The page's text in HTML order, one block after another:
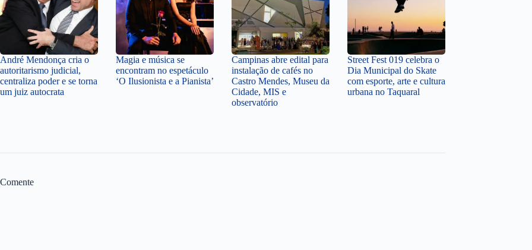
André Mendonça cria o
autoritarismo judicial,
centraliza poder e se torna
um juiz autocrata
Magia e música se
encontram no espetáculo
‘O Ilusionista e a Pianista’
Campinas abre edital para
instalação de cafés no
Castro Mendes, Museu da
Cidade, MIS e
observatório
Street Fest 019 celebra o
Dia Municipal do Skate
com esporte, arte e cultura
urbana no Taquaral
Comente